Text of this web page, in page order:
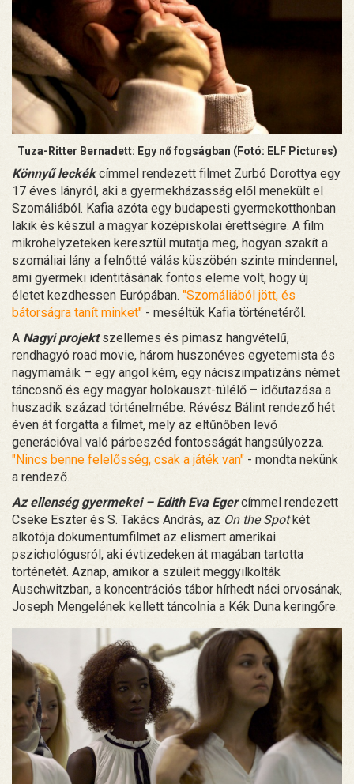
Tuza-Ritter Bernadett: Egy nő fogságban (Fotó: ELF Pictures)
Könnyű leckék címmel rendezett filmet Zurbó Dorottya egy
17 éves lányról, aki a gyermekházasság elől menekült el
Szomáliából. Kafia azóta egy budapesti gyermekotthonban
lakik és készül a magyar középiskolai érettségire. A film
mikrohelyzeteken keresztül mutatja meg, hogyan szakít a
szomáliai lány a felnőtté válás küszöbén szinte mindennel,
ami gyermeki identitásának fontos eleme volt, hogy új
életet kezdhessen Európában. "Szomáliából jött, és
bátorságra tanít minket" - meséltük Kafia történetéről.
A Nagyi projektszellemes és pimasz hangvételű,
rendhagyó road movie, három huszonéves egyetemista és
nagymamáik – egy angol kém, egy náciszimpatizáns német
táncosnő és egy magyar holokauszt-túlélő – időutazása a
huszadik század történelmébe. Révész Bálint rendező hét
éven át forgatta a filmet, mely az eltűnőben levő
generációval való párbeszéd fontosságát hangsúlyozza.
"Nincs benne felelősség, csak a játék van" - mondta nekünk
a rendező.
Az ellenség gyermekei – Edith Eva Egercímmel rendezett
Cseke Eszter és S. Takács András, az On the Spotkét
alkotója dokumentumfilmet az elismert amerikai
pszichológusról, aki évtizedeken át magában tartotta
történetét. Aznap, amikor a szüleit meggyilkolták
Auschwitzban, a koncentrációs tábor hírhedt náci orvosának,
Joseph Mengelének kellett táncolnia a Kék Duna keringőre.